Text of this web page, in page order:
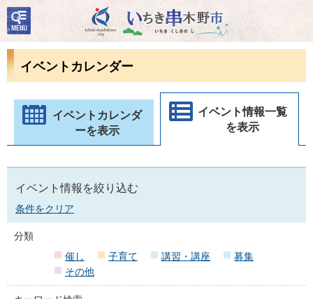
いちき串木野市
検
索・
共通
ューイベントカレンダー
イベントカレンダ
ーを表示
イベント情報一覧
を表示
イベント情報を絞り込む
条件をクリア
分類
催し
子育て 講習・講座
募集
その他